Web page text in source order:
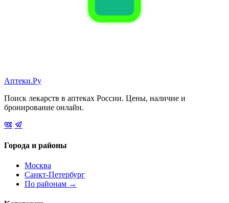
Аптеки.Ру
Поиск лекарств в аптеках России. Цены, наличие и
бронирование онлайн.
Города и районы
Москва
Санкт-Петербург
По районам →